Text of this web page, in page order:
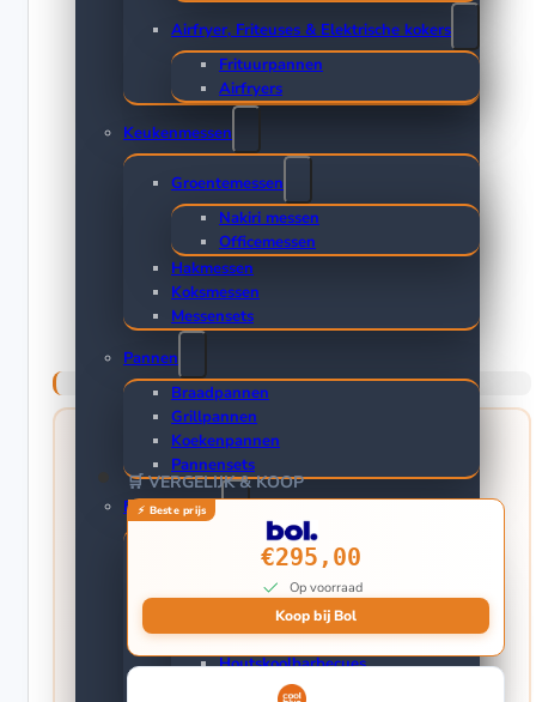
Airfryer, Friteuses & Elektrische kokers
Frituurpannen
Airfryers
Keukenmessen
Groentemessen
Nakiri messen
Officemessen
Hakmessen
Koksmessen
Messensets
Pannen
Braadpannen
Grillpannen
Koekenpannen
Pannensets
Buiten Koken
Elektrische Barbecues
Buitenkeuken
Gasbarbecues
Houtskoolbarbecues
Kamado barbecues
🛒 VERGELIJK & KOOP
€295,00
Op voorraad
Koop bij Bol